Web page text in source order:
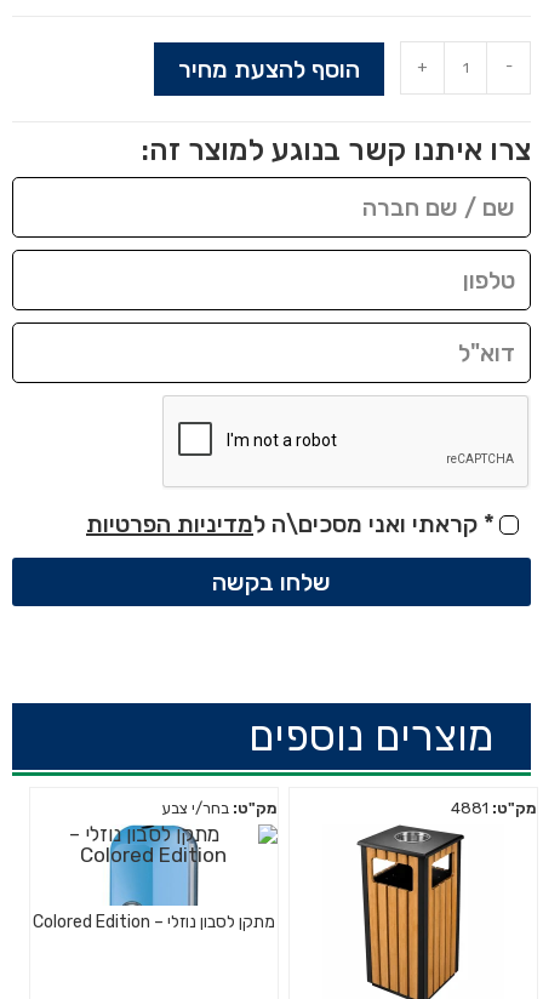
-
+ הוסף להצעת מחיר
צרו איתנו קשר בנוגע למוצר זה:
* קראתי ואני מסכים\ה למדיניות הפרטיות
שלחו בקשה
מוצרים נוספים
מק"ט: מק"ט: בחר/י צבע
מתקן לסבון נוזלי – Colored Edition